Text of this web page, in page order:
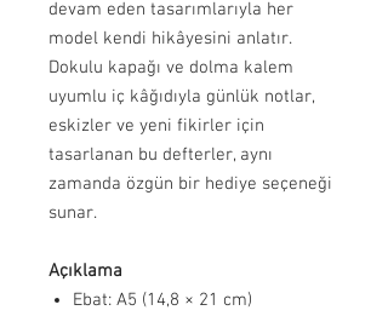
devam eden tasarımlarıyla her
model kendi hikâyesini anlatır.
Dokulu kapağı ve dolma kalem
uyumlu iç kâğıdıyla günlük notlar,
eskizler ve yeni fikirler için
tasarlanan bu defterler, aynı
zamanda özgün bir hediye seçeneği
sunar.
Açıklama
Ebat: A5 (14,8 × 21 cm)